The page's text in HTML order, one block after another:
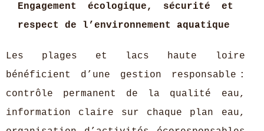
Engagement écologique, sécurité et
respect de l’environnement aquatique
Les plages et lacs haute loire
bénéficient d’une gestion responsable :
contrôle permanent de la qualité eau,
information claire sur chaque plan eau,